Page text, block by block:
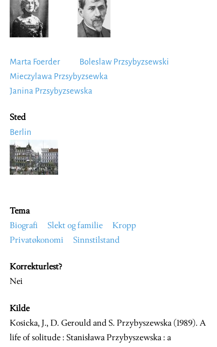
Marta Foerder
Boleslaw Przsybyzsewski
Mieczylawa Przsybyzsewka
Janina Przsybyzsewska
Sted
Berlin
Image
Tema
Biografi
Slekt og familie
Kropp
Privatøkonomi
Sinnstilstand
Korrekturlest?
Nei
Kilde
Kosicka, J., D. Gerould and S. Przybyszewska (1989). A
life of solitude : Stanisława Przybyszewska : a